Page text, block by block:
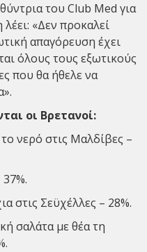
του Club Med για
«Δεν προκαλεί
απαγόρευση έχει
όλους τους εξωτικούς
που θα ήθελε να
οι Βρετανοί:
νερό στις Μαλδίβες –
στις Σεϋχέλλες – 28%.
σαλάτα με θέα τη